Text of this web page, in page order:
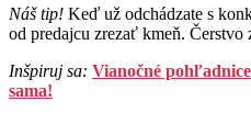
Náš tip! Keď už odchádzate s
od predajcu zrezať kmeň. Čerstvo
Inšpiruj sa: Vianočné
sama!